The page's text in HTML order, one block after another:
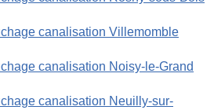
canalisation Villemomble
canalisation Noisy-le-Grand
canalisation Neuilly-sur-